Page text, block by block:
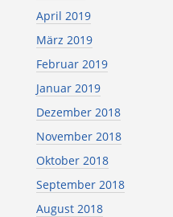
April 2019
März 2019
Februar 2019
Januar 2019
Dezember 2018
November 2018
Oktober 2018
September 2018
August 2018